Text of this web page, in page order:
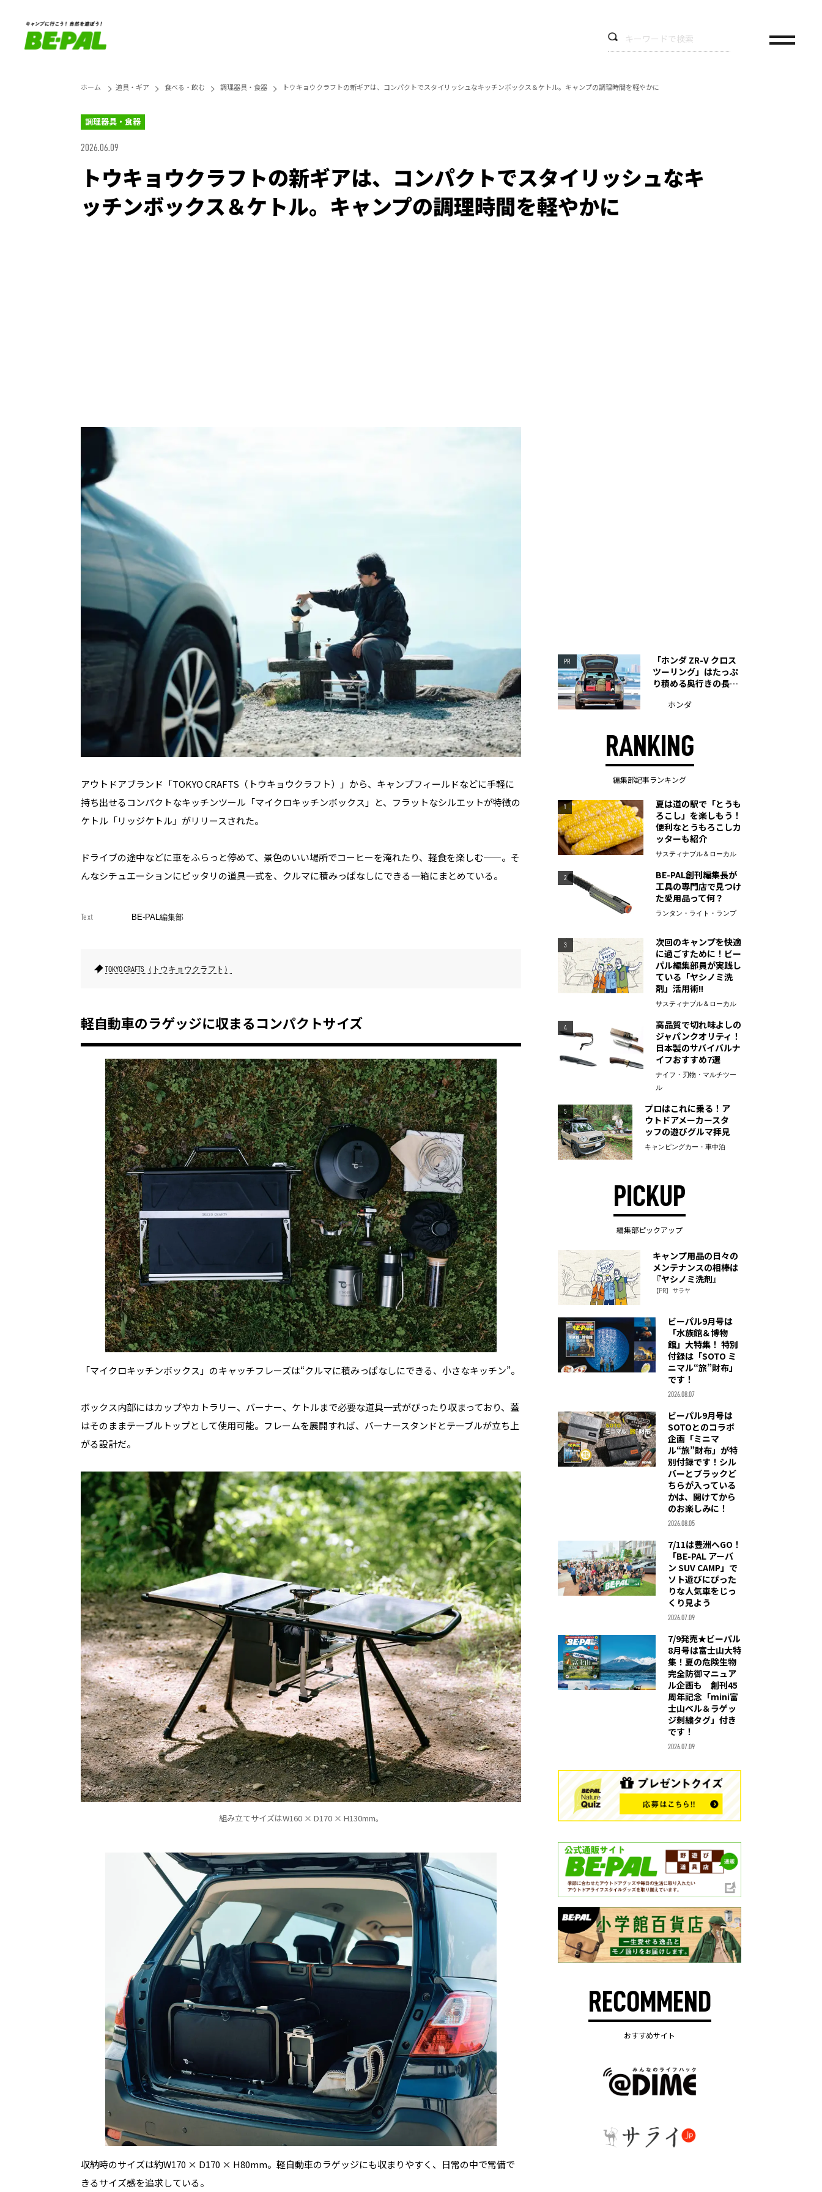
ホーム 道具・ギア 食べる・飲む 調理器具・食器 トウキョウクラフトの新ギアは、コンパクトでスタイリッシュなキッチンボックス＆ケトル。キャンプの調理時間を軽やかに
調理器具・食器
2026.06.09
トウキョウクラフトの新ギアは、コンパクトでスタイリッシュなキ
ッチンボックス＆ケトル。キャンプの調理時間を軽やかに
アウトドアブランド「TOKYO CRAFTS（トウキョウクラフト）」から、キャンプフィールドなどに手軽に
持ち出せるコンパクトなキッチンツール「マイクロキッチンボックス」と、フラットなシルエットが特徴の
ケトル「リッジケトル」がリリースされた。
ドライブの途中などに車をふらっと停めて、景色のいい場所でコーヒーを淹れたり、軽食を楽しむ——。そ
んなシチュエーションにピッタリの道具一式を、クルマに積みっぱなしにできる一箱にまとめている。
Text BE-PAL編集部
TOKYO CRAFTS（トウキョウクラフト）
軽自動車のラゲッジに収まるコンパクトサイズ
「マイクロキッチンボックス」のキャッチフレーズは“クルマに積みっぱなしにできる、小さなキッチン”。
ボックス内部にはカップやカトラリー、バーナー、ケトルまで必要な道具一式がぴったり収まっており、蓋
はそのままテーブルトップとして使用可能。フレームを展開すれば、バーナースタンドとテーブルが立ち上
がる設計だ。
組み立てサイズはW160 × D170 × H130mm。
収納時のサイズは約W170 × D170 × H80mm。軽自動車のラゲッジにも収まりやすく、日常の中で常備で
きるサイズ感を追求している。
PR
「ホンダ ZR-V クロス
ツーリング」はたっぷ
り積める奥行きの長い
ホンダ
RANKING
編集部記事ランキング
1
夏は道の駅で「とうも
ろこし」を楽しもう！
便利なとうもろこしカ
ッターも紹介
サスティナブル＆ローカル
2
BE-PAL創刊編集長が
工具の専門店で見つけ
た愛用品って何？
ランタン・ライト・ランプ
3
次回のキャンプを快適
に過ごすために！ビー
パル編集部員が実践し
ている「ヤシノミ洗
剤」活用術!!
サスティナブル＆ローカル
4
高品質で切れ味よしの
ジャパンクオリティ！
日本製のサバイバルナ
イフおすすめ7選
ナイフ・刃物・マルチツー
ル
5
プロはこれに乗る！ア
ウトドアメーカースタ
ッフの遊びグルマ拝見
キャンピングカー・車中泊
PICKUP
編集部ピックアップ
キャンプ用品の日々の
メンテナンスの相棒は
『ヤシノミ洗剤』
【PR】サラヤ
ビーパル9月号は
「水族館＆博物
館」大特集！ 特別
付録は「SOTO ミ
ニマル“旅”財布」
です！
2026.08.07
ビーパル9月号は
SOTOとのコラボ
企画「ミニマ
ル“旅”財布」が特
別付録です！シル
バーとブラックど
ちらが入っている
かは、開けてから
のお楽しみに！
2026.08.05
7/11は豊洲へGO！
「BE-PAL アーバ
ン SUV CAMP」で
ソト遊びにぴった
りな人気車をじっ
くり見よう
2026.07.09
7/9発売★ビーパル
8月号は富士山大特
集！夏の危険生物
完全防御マニュア
ル企画も 創刊45
周年記念「mini富
士山ベル＆ラゲッ
ジ刺繍タグ」付き
です！
2026.07.09
RECOMMEND
おすすめサイト